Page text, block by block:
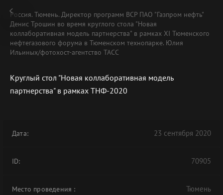
Россия. Тюмень. Директор программ ВСР ПАО "Газпром нефть"
Денис Трошин во время круглого стола "Новая
коллаборативная модель партнерства" в рамках XI Тюменского
нефтегазового форума в Тюменском технопарке. Юлия
Ильиных/фотохост-агентство ТАСС
Круглый стол "Новая коллаборативная модель
партнерства" в рамках ТНФ-2020
Дата: 23 сентября 2020
ID: 70905
Место проведения : Тюмень